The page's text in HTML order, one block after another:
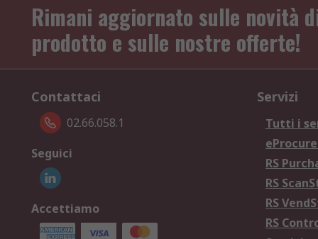
Rimani aggiornato sulle novità
prodotto e sulle nostre offerte!
Contattaci
02.66.058.1
Seguici
Accettiamo
Servizi
Tutti i
RS
RS
RS
RS